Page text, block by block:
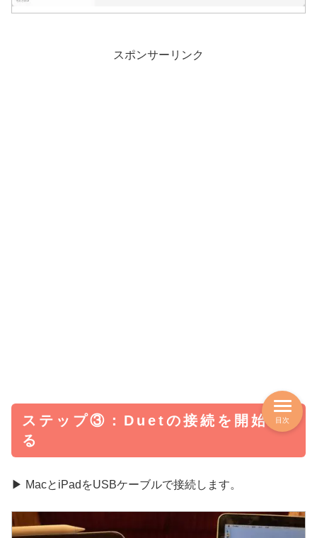
スポンサーリンク
ステップ③：Duetの接続を開始す
る
▶︎ MacとiPadをUSBケーブルで接続します。
目次